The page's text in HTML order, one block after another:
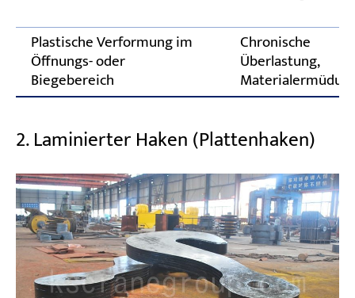
Plastische Verformung im
Öffnungs- oder
Biegebereich
Chronische
Überlastung,
2. Laminierter Haken (Plattenhaken)